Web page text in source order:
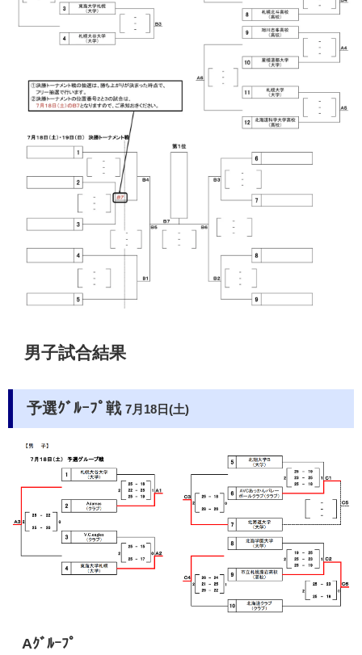
男子試合結果
予選ｸﾞﾙｰﾌﾟ戦 7月18日(土)
Aｸﾞﾙｰﾌﾟ